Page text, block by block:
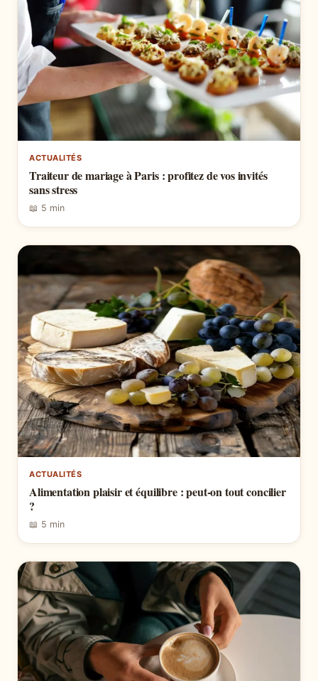
ACTUALITÉS
Traiteur de mariage à Paris : profitez de vos invités
sans stress
📖 5 min
ACTUALITÉS
Alimentation plaisir et équilibre : peut-on tout concilier
?
📖 5 min